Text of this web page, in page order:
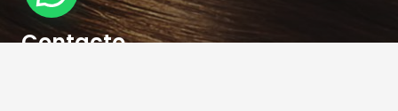
Contacto